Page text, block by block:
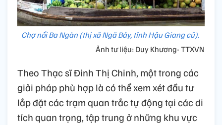
Chợ nổi Ba Ngàn (thị xã Ngã Bảy, tỉnh Hậu Giang cũ).
Ảnh tư liệu: Duy Khương- TTXVN
Theo Thạc sĩ Đinh Thị Chinh, một trong các
giải pháp phù hợp là có thể xem xét đầu tư
lắp đặt các trạm quan trắc tự động tại các di
tích quan trọng, tập trung ở những khu vực